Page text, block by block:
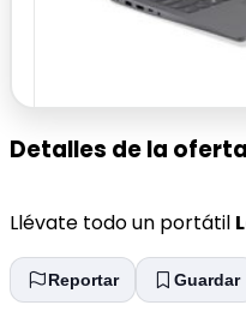
Detalles de la oferta
Llévate todo un portátil
Reportar Guardar